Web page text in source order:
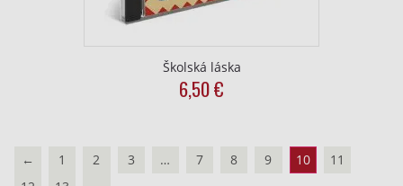
Školská láska
6,50€
← 1 2 3 … 7 8 9 10
11